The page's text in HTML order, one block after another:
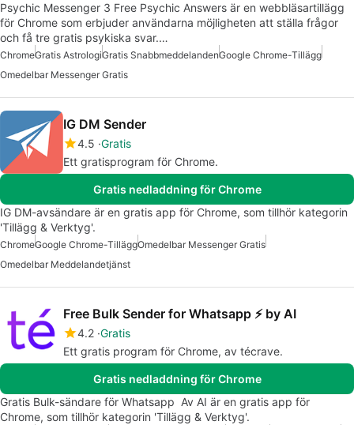
Psychic Messenger 3 Free Psychic Answers är en webbläsartillägg
för Chrome som erbjuder användarna möjligheten att ställa frågor
och få tre gratis psykiska svar.…
ChromeGratis AstrologiGratis SnabbmeddelandenGoogle Chrome-Tillägg
Omedelbar Messenger Gratis
IG DM Sender
4.5 Gratis
Ett gratisprogram för Chrome.
Gratis nedladdning för Chrome
IG DM-avsändare är en gratis app för Chrome, som tillhör kategorin
'Tillägg & Verktyg'.
ChromeGoogle Chrome-TilläggOmedelbar Messenger Gratis
Omedelbar Meddelandetjänst
Free Bulk Sender for Whatsapp ⚡️ by AI
4.2 Gratis
Ett gratis program för Chrome, av técrave.
Gratis nedladdning för Chrome
Gratis Bulk-sändare för Whatsapp ️ Av AI är en gratis app för
Chrome, som tillhör kategorin 'Tillägg & Verktyg'.